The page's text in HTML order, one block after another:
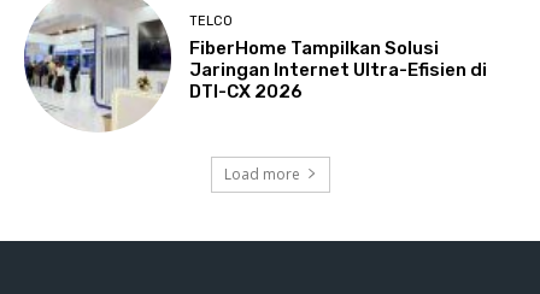
TELCO
FiberHome Tampilkan Solusi
Jaringan Internet Ultra-Efisien di
DTI-CX 2026
Load more